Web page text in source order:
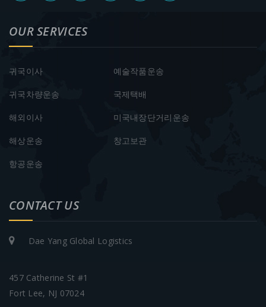
OUR SERVICES
귀국이사
귀국차량운송
해외이사
해상운송
항공운송
예술작품운송
국제택배
미국내장단거리운송
창고보관
CONTACT US
Dae Yang Global Logistics
457 Catherine St #1
Fort Lee, NJ 07024